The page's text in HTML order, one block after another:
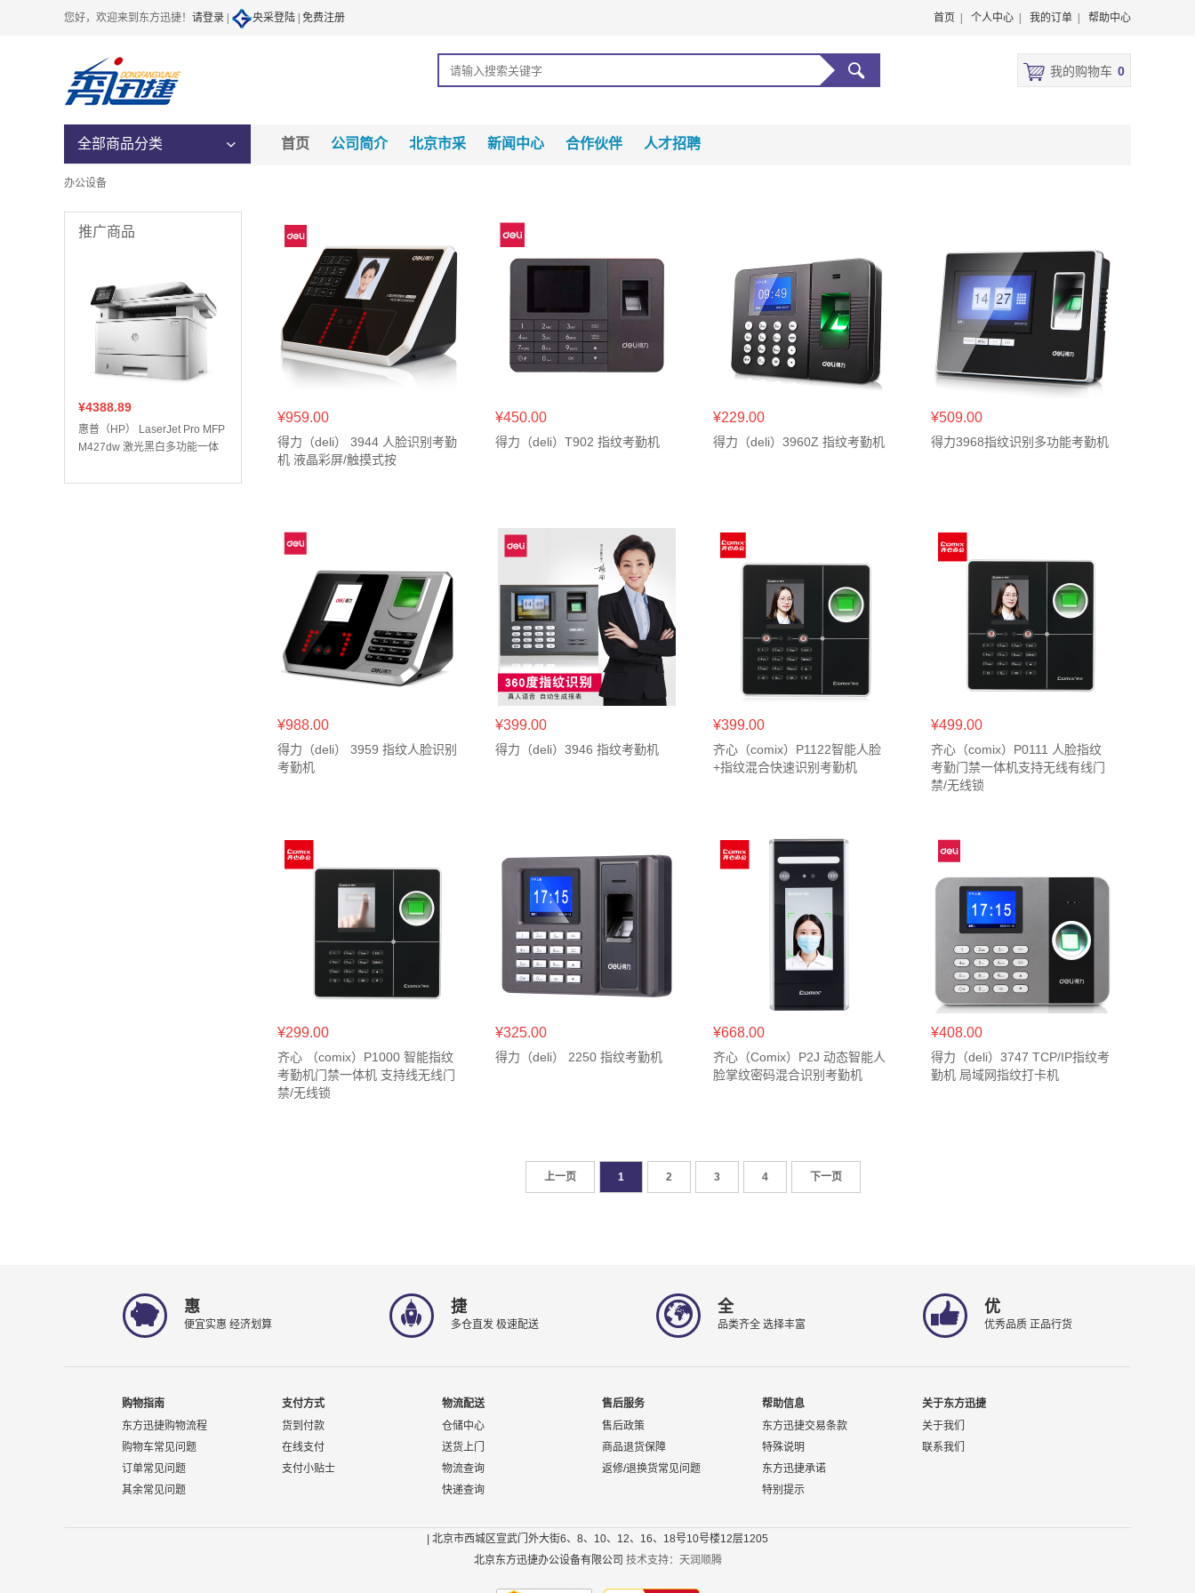
您好，欢迎来到东方迅捷！ 请登录 | 央采登陆 | 免费注册 首页 | 个人中心 | 我的订单 | 帮助中心
我的购物车 0
全部商品分类 首页 公司简介 北京市采 新闻中心 合作伙伴 人才招聘
办公设备
推广商品
¥4388.89
惠普（HP） LaserJet Pro MFP
M427dw 激光黑白多功能一体
¥959.00
得力（deli） 3944 人脸识别考勤
机 液晶彩屏/触摸式按
¥450.00
得力（deli）T902 指纹考勤机
¥229.00
得力（deli）3960Z 指纹考勤机
¥509.00
得力3968指纹识别多功能考勤机
¥988.00
得力（deli） 3959 指纹人脸识别
考勤机
¥399.00
得力（deli）3946 指纹考勤机
¥399.00
齐心（comix）P1122智能人脸
+指纹混合快速识别考勤机
¥499.00
齐心（comix）P0111 人脸指纹
考勤门禁一体机支持无线有线门
禁/无线锁
¥299.00
齐心 （comix）P1000 智能指纹
考勤机门禁一体机 支持线无线门
禁/无线锁
¥325.00
得力（deli） 2250 指纹考勤机
¥668.00
齐心（Comix）P2J 动态智能人
脸掌纹密码混合识别考勤机
¥408.00
得力（deli）3747 TCP/IP指纹考
勤机 局域网指纹打卡机
上一页 1 2 3 4 下一页
惠
便宜实惠 经济划算
捷
多仓直发 极速配送
全
品类齐全 选择丰富
优
优秀品质 正品行货
购物指南
东方迅捷购物流程
购物车常见问题
订单常见问题
其余常见问题
支付方式
货到付款
在线支付
支付小贴士
物流配送
仓储中心
送货上门
物流查询
快递查询
售后服务
售后政策
商品退货保障
返修/退换货常见问题
帮助信息
东方迅捷交易条款
特殊说明
东方迅捷承诺
特别提示
关于东方迅捷
关于我们
联系我们
| 北京市西城区宣武门外大街6、8、10、12、16、18号10号楼12层1205
北京东方迅捷办公设备有限公司 技术支持：天润顺腾